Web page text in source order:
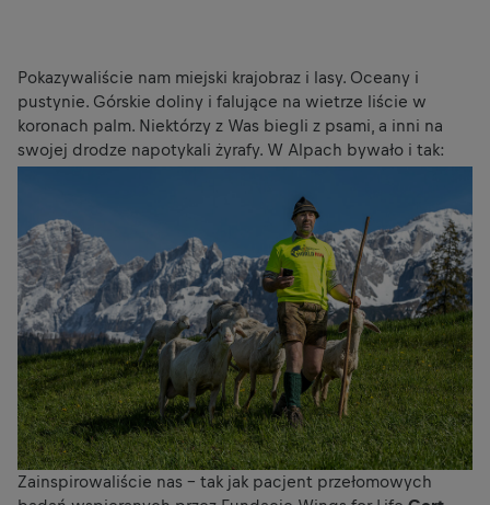
Pokazywaliście nam miejski krajobraz i lasy. Oceany i
pustynie. Górskie doliny i falujące na wietrze liście w
koronach palm. Niektórzy z Was biegli z psami, a inni na
swojej drodze napotykali żyrafy. W Alpach bywało i tak:
Zainspirowaliście nas – tak jak pacjent przełomowych